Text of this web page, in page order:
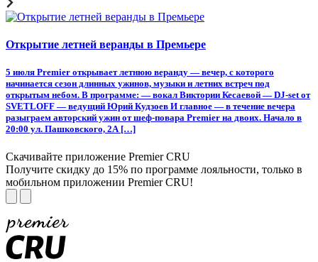
Открытие летней веранды в Премьере
5 июля Premier открывает летнюю веранду — вечер, с которого
начинается сезон длинных ужинов, музыки и летних встреч под
открытым небом. В программе: — вокал Виктории Кесаевой — DJ-set от
SVETLOFF — ведущий Юрий Кудзоев И главное — в течение вечера
разыграем авторский ужин от шеф-повара Premier на двоих. Начало в
20:00 ул. Пашковского, 2А […]
Скачивайте приложение Premier CRU
Получите скидку до 15% по программе лояльности, только в
мобильном приложении Premier CRU!